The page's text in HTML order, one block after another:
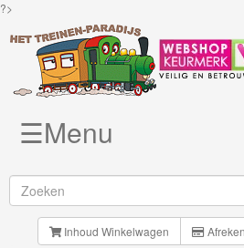
?>
Brio
Treinen
☰Menu
Inhoud Winkelwagen